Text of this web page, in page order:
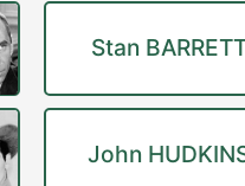
Stan
John